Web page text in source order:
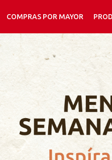
COMPRAS POR MAYOR